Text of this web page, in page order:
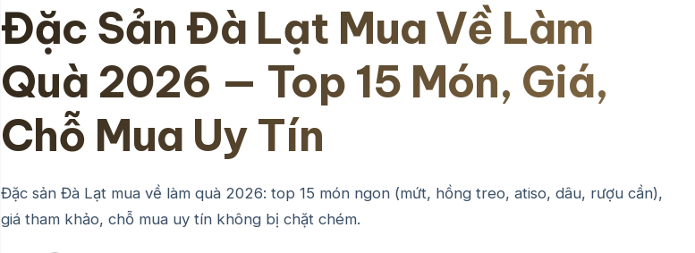
Đặc Sản Đà Lạt Mua Về Làm
Quà 2026 — Top 15 Món, Giá,
Chỗ Mua Uy Tín
Đặc sản Đà Lạt mua về làm quà 2026: top 15 món ngon (mứt, hồng treo, atiso, dâu, rượu cần),
giá tham khảo, chỗ mua uy tín không bị chặt chém.